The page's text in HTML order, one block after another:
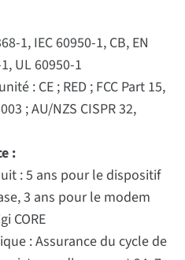
1, IEC 60950-1, CB, EN
UL 60950-1
: CE ; RED ; FCC Part 15,
; AU/NZS CISPR 32,
:
: 5 ans pour le dispositif
3 ans pour le modem
CORE
: Assurance du cycle de